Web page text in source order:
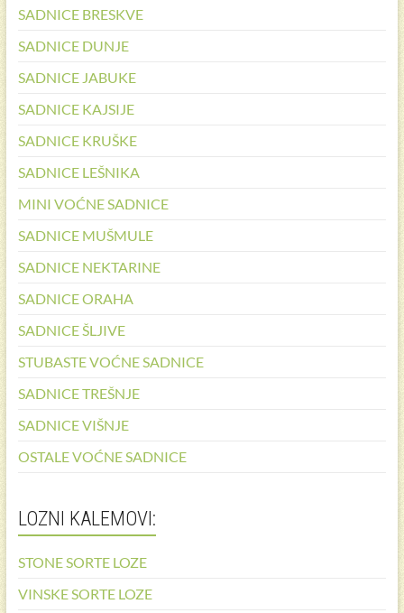
SADNICE BRESKVE
SADNICE DUNJE
SADNICE JABUKE
SADNICE KAJSIJE
SADNICE KRUŠKE
SADNICE LEŠNIKA
MINI VOĆNE SADNICE
SADNICE MUŠMULE
SADNICE NEKTARINE
SADNICE ORAHA
SADNICE ŠLJIVE
STUBASTE VOĆNE SADNICE
SADNICE TREŠNJE
SADNICE VIŠNJE
OSTALE VOĆNE SADNICE
LOZNI KALEMOVI:
STONE SORTE LOZE
VINSKE SORTE LOZE